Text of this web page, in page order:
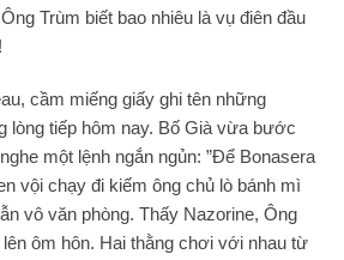
Trùm biết bao nhiêu là vụ điên đầu
cầm miếng giấy ghi tên những
lòng tiếp hôm nay. Bố Già vừa bước
một lệnh ngắn ngủn: ”Để Bonasera
vội chạy đi kiếm ông chủ lò bánh mì
vô văn phòng. Thấy Nazorine, Ông
ôm hôn. Hai thằng chơi với nhau từ